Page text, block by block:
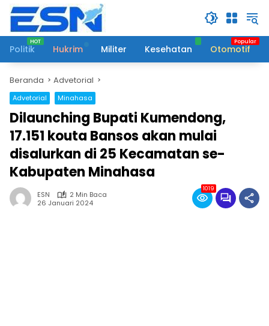
Langsung
konten
Politik
Hukrim Militer Kesehatan Otomotif
Beranda Advetorial
Advetorial Minahasa
Dilaunching Bupati Kumendong,
17.151 kouta Bansos akan mulai
disalurkan di 25 Kecamatan se-
Kabupaten Minahasa
ESN
2 Min Baca
26 Januari 2024
1019